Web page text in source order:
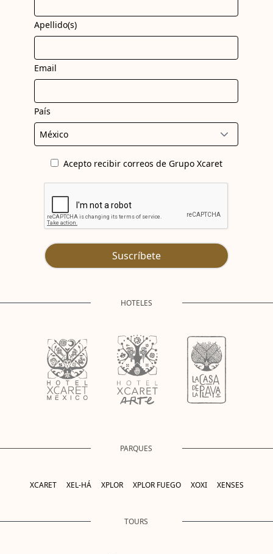
Apellido(s)
Email
País
Acepto recibir correos de Grupo Xcaret
Suscríbete
HOTELES
PARQUES
XCARET XEL-HÁ XPLOR XPLOR FUEGO XOXI XENSES
TOURS